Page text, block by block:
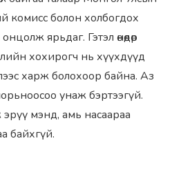
комисс болон холбогдох
ярьдаг. Гэтэл өнөөдөр
хохирогч нь хүүхдүүд
харж болохоор байна. Аз
унаж бэртээгүй.
мэнд, амь насаараа
байхгүй.